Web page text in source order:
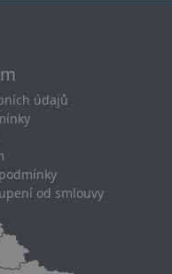
údajů
od smlouvy